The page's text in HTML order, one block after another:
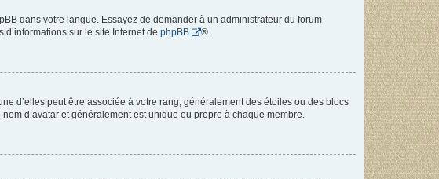
dans votre langue. Essayez de demander à un administrateur du forum
sur le site Internet de phpBB ®.
d’elles peut être associée à votre rang, généralement des étoiles ou des blocs
d’avatar et généralement est unique ou propre à chaque membre.